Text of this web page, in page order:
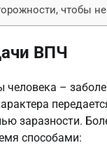
чтобы не
ВПЧ
человека –
заразности.
способами: